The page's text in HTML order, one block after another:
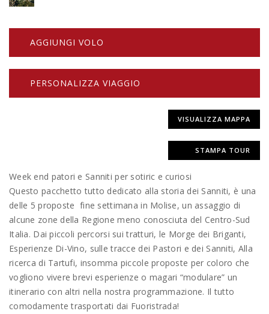
AGGIUNGI VOLO
PERSONALIZZA VIAGGIO
VISUALIZZA MAPPA
STAMPA TOUR
Week end patori e Sanniti per sotiric e curiosi
Questo pacchetto tutto dedicato alla storia dei Sanniti, è una
delle 5 proposte fine settimana in Molise, un assaggio di
alcune zone della Regione meno conosciuta del Centro-Sud
Italia. Dai piccoli percorsi sui tratturi, le Morge dei Briganti,
Esperienze Di-Vino, sulle tracce dei Pastori e dei Sanniti, Alla
ricerca di Tartufi, insomma piccole proposte per coloro che
vogliono vivere brevi esperienze o magari “modulare” un
itinerario con altri nella nostra programmazione. Il tutto
comodamente trasportati dai Fuoristrada!